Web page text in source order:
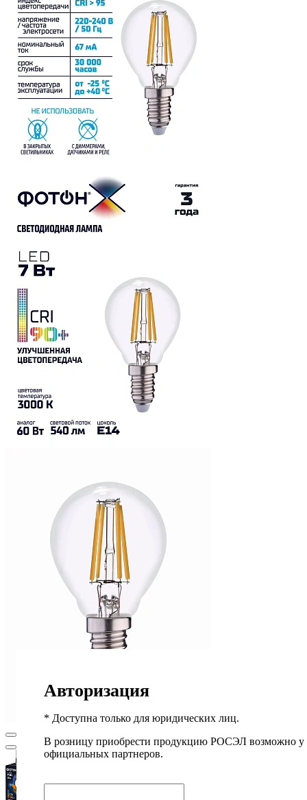
Авторизация
* Доступна только для юридических лиц.
В розницу приобрести продукцию РОСЭЛ возможно у
официальных партнеров.